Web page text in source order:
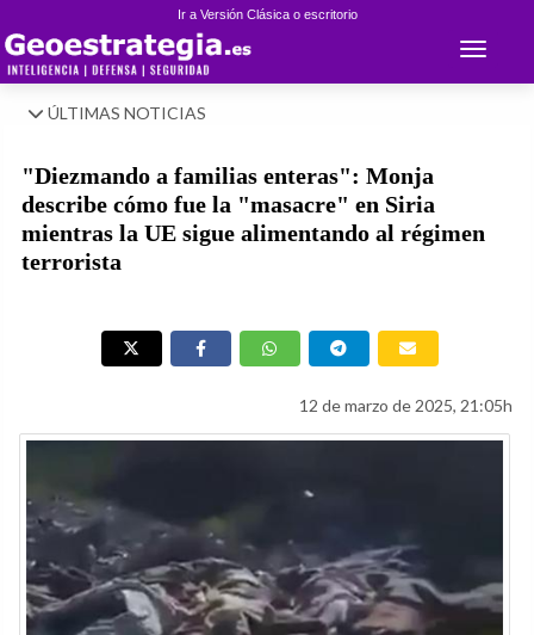
Ir a Versión Clásica o escritorio
Toggle
ÚLTIMAS NOTICIAS
"Diezmando a familias enteras": Monja
describe cómo fue la "masacre" en Siria
mientras la UE sigue alimentando al régimen
terrorista
12 de marzo de 2025, 21:05h